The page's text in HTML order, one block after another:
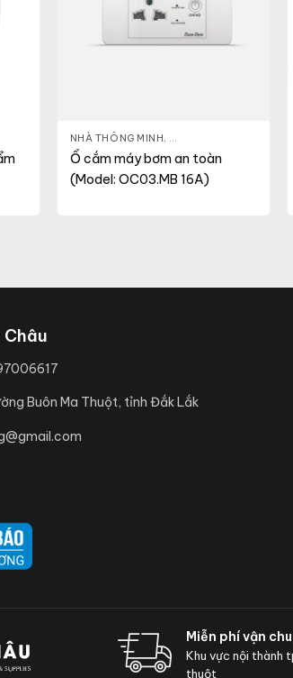
NHÀ THÔNG MINH, Ổ CẮM THÔNG MINH
Ổ cắm máy bơm an toàn
(Model: OC03.MB 16A)
Châu
Buôn Ma Thuột, tỉnh Đắk Lắk
Miễn phí vận
Khu vực nội thành
thuột